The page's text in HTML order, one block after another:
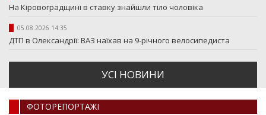
На Кіровоградщині в ставку знайшли тіло чоловіка
05.08.2026 14:35
ДТП в Олександрії: ВАЗ наїхав на 9-річного велосипедиста
УСI НОВИНИ
ФОТОРЕПОРТАЖI